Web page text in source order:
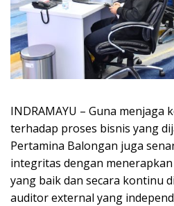
INDRAMAYU – Guna menjaga
terhadap proses bisnis yang
Pertamina Balongan juga
integritas dengan
yang baik dan secara kontinu
auditor external yang